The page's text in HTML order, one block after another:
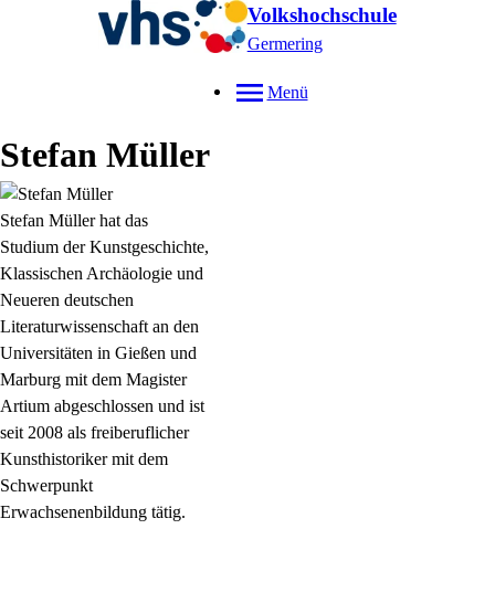
Volkshochschule
Germering
Menü
Stefan Müller
Stefan Müller hat das
Studium der Kunstgeschichte,
Klassischen Archäologie und
Neueren deutschen
Literaturwissenschaft an den
Universitäten in Gießen und
Marburg mit dem Magister
Artium abgeschlossen und ist
seit 2008 als freiberuflicher
Kunsthistoriker mit dem
Schwerpunkt
Erwachsenenbildung tätig.